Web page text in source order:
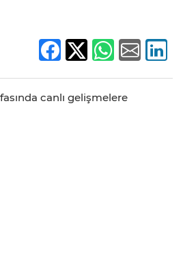
canlı gelişmelere